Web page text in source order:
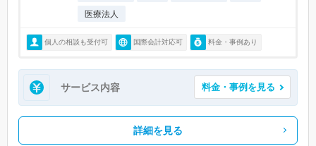
医療法人
個人の相談も受付可 国際会計対応可 料金・事例あり
サービス内容 料金・事例を見る
詳細を見る